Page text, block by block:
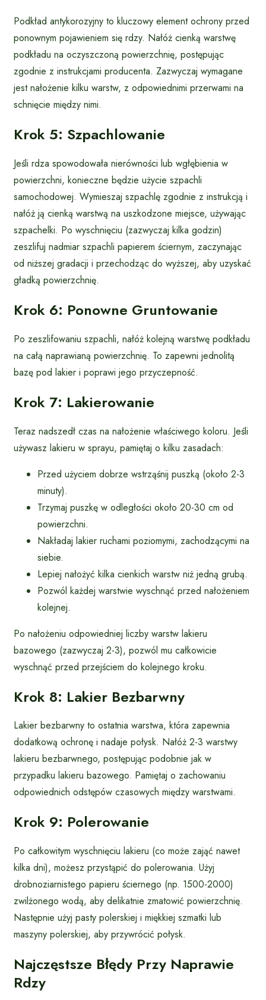
Podkład antykorozyjny to kluczowy element ochrony przed
ponownym pojawieniem się rdzy. Nałóż cienką warstwę
podkładu na oczyszczoną powierzchnię, postępując
zgodnie z instrukcjami producenta. Zazwyczaj wymagane
jest nałożenie kilku warstw, z odpowiednimi przerwami na
schnięcie między nimi.
Krok 5: Szpachlowanie
Jeśli rdza spowodowała nierówności lub wgłębienia w
powierzchni, konieczne będzie użycie szpachli
samochodowej. Wymieszaj szpachlę zgodnie z instrukcją i
nałóż ją cienką warstwą na uszkodzone miejsce, używając
szpachelki. Po wyschnięciu (zazwyczaj kilka godzin)
zeszlifuj nadmiar szpachli papierem ściernym, zaczynając
od niższej gradacji i przechodząc do wyższej, aby uzyskać
gładką powierzchnię.
Krok 6: Ponowne Gruntowanie
Po zeszlifowaniu szpachli, nałóż kolejną warstwę podkładu
na całą naprawianą powierzchnię. To zapewni jednolitą
bazę pod lakier i poprawi jego przyczepność.
Krok 7: Lakierowanie
Teraz nadszedł czas na nałożenie właściwego koloru. Jeśli
używasz lakieru w sprayu, pamiętaj o kilku zasadach:
Przed użyciem dobrze wstrząśnij puszką (około 2-3
minuty).
Trzymaj puszkę w odległości około 20-30 cm od
powierzchni.
Nakładaj lakier ruchami poziomymi, zachodzącymi na
siebie.
Lepiej nałożyć kilka cienkich warstw niż jedną grubą.
Pozwól każdej warstwie wyschnąć przed nałożeniem
kolejnej.
Po nałożeniu odpowiedniej liczby warstw lakieru
bazowego (zazwyczaj 2-3), pozwól mu całkowicie
wyschnąć przed przejściem do kolejnego kroku.
Krok 8: Lakier Bezbarwny
Lakier bezbarwny to ostatnia warstwa, która zapewnia
dodatkową ochronę i nadaje połysk. Nałóż 2-3 warstwy
lakieru bezbarwnego, postępując podobnie jak w
przypadku lakieru bazowego. Pamiętaj o zachowaniu
odpowiednich odstępów czasowych między warstwami.
Krok 9: Polerowanie
Po całkowitym wyschnięciu lakieru (co może zająć nawet
kilka dni), możesz przystąpić do polerowania. Użyj
drobnoziarnistego papieru ściernego (np. 1500-2000)
zwilżonego wodą, aby delikatnie zmatowić powierzchnię.
Następnie użyj pasty polerskiej i miękkiej szmatki lub
maszyny polerskiej, aby przywrócić połysk.
Najczęstsze Błędy Przy Naprawie
Rdzy